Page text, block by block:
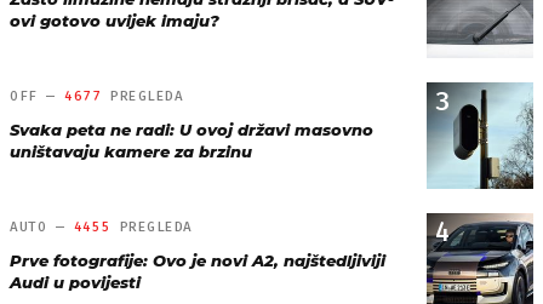
ovi gotovo uvijek imaju?
3
OFF —4677 PREGLEDA
Svaka peta ne radi: U ovoj državi masovno
uništavaju kamere za brzinu
4
AUTO — 4455 PREGLEDA
Prve fotografije: Ovo je novi A2, najštedljiviji
Audi u povijesti